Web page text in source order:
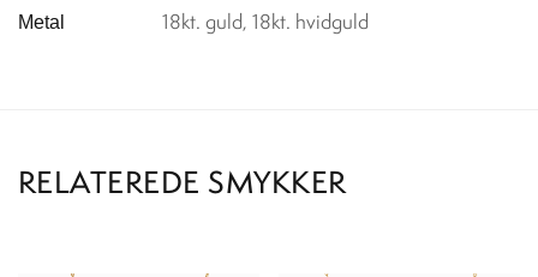
Metal 18kt. guld, 18kt. hvidguld